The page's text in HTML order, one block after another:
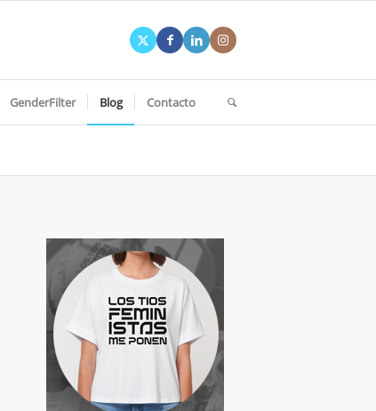
GenderFilter Blog Contacto